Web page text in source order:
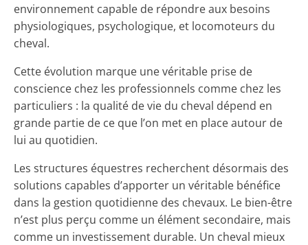
environnement capable de répondre aux besoins
physiologiques, psychologique, et locomoteurs du
cheval.
Cette évolution marque une véritable prise de
conscience chez les professionnels comme chez les
particuliers : la qualité de vie du cheval dépend en
grande partie de ce que l’on met en place autour de
lui au quotidien.
Les structures équestres recherchent désormais des
solutions capables d’apporter un véritable bénéfice
dans la gestion quotidienne des chevaux. Le bien-être
n’est plus perçu comme un élément secondaire, mais
comme un investissement durable. Un cheval mieux